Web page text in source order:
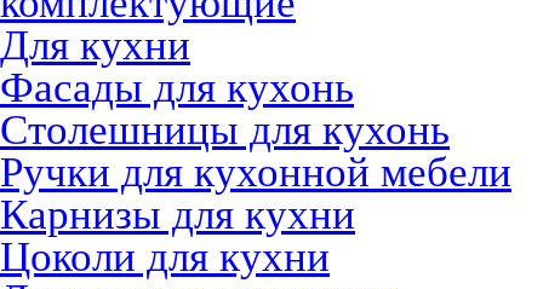
Для кухни
Фасады для кухонь
Столешницы для кухонь
Ручки для кухонной мебели
Карнизы для кухни
Цоколи для кухни